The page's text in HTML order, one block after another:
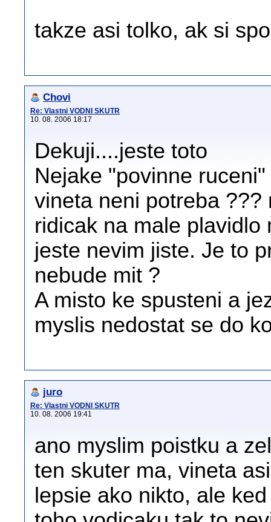
takze asi tolko, ak si
Chovi
Re: Vlastni VODNI SKUTR
10. 08. 2006 18:17
Dekuji....jeste toto
Nejake "povinne
vineta neni potreba
ridicak na male
jeste nevim jiste. Je to
nebude mit ?
A misto ke spusteni a
myslis nedostat se do
juro
Re: Vlastni VODNI SKUTR
10. 08. 2006 19:41
ano myslim poistku a
ten skuter ma, vineta
lepsie ako nikto, ale